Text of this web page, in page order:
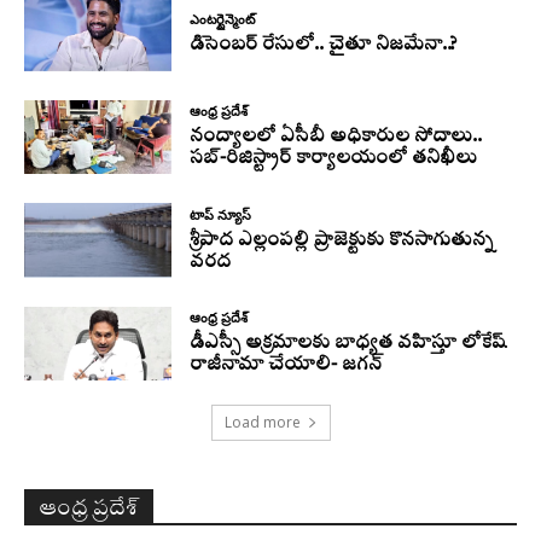
ఎంటర్టైన్మెంట్
డిసెంబర్ రేసులో.. చైతూ నిజమేనా..?
ఆంధ్ర ప్రదేశ్
నంద్యాలలో ఏసీబీ అధికారుల సోదాలు..
సబ్-రిజిస్ట్రార్ కార్యాలయంలో తనిఖీలు
టాప్ న్యూస్
శ్రీపాద ఎల్లంపల్లి ప్రాజెక్టుకు కొనసాగుతున్న
వరద
ఆంధ్ర ప్రదేశ్
డీఎస్సీ అక్రమాలకు బాధ్యత వహిస్తూ లోకేష్‌
రాజీనామా చేయాలి- జగన్
Load more
ఆంధ్ర ప్రదేశ్